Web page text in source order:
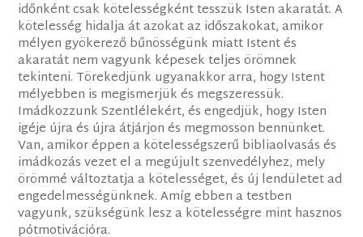
időnként csak kötelességként tesszük Isten akaratát. A
kötelesség hidalja át azokat az időszakokat, amikor
mélyen gyökerező bűnösségünk miatt Istent és
akaratát nem vagyunk képesek teljes örömnek
tekinteni. Törekedjünk ugyanakkor arra, hogy Istent
mélyebben is megismerjük és megszeressük.
Imádkozzunk Szentlélekért, és engedjük, hogy Isten
igéje újra és újra átjárjon és megmosson bennünket.
Van, amikor éppen a kötelességszerű bibliaolvasás és
imádkozás vezet el a megújult szenvedélyhez, mely
örömmé változtatja a kötelességet, és új lendületet ad
engedelmességünknek. Amíg ebben a testben
vagyunk, szükségünk lesz a kötelességre mint hasznos
pótmotivációra.